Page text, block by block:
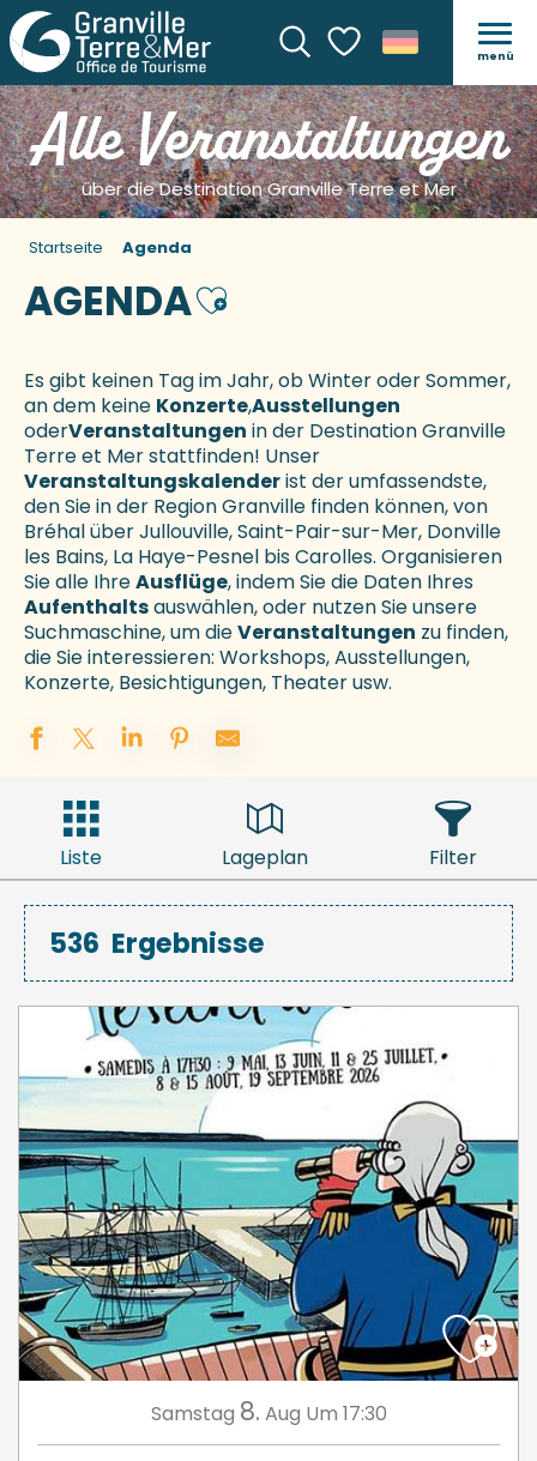
SucheVoir les favoris
menü
Alle Veranstaltungen
über die Destination Granville Terre et Mer
Startseite Agenda
AGENDAAjouter aux favoris
Es gibt keinen Tag im Jahr, ob Winter oder Sommer,
an dem keine Konzerte,Ausstellungen
oderVeranstaltungen in der Destination Granville
Terre et Mer stattfinden! Unser
Veranstaltungskalenderist der umfassendste,
den Sie in der Region Granville finden können, von
Bréhal über Jullouville, Saint-Pair-sur-Mer, Donville
les Bains, La Haye-Pesnel bis Carolles. Organisieren
Sie alle IhreAusflüge, indem Sie die Daten Ihres
Aufenthaltsauswählen, oder nutzen Sie unsere
Suchmaschine, um dieVeranstaltungen zu finden,
die Sie interessieren: Workshops, Ausstellungen,
Konzerte, Besichtigungen, Theater usw.
Liste Lageplan Filter
536 Ergebnisse
Samstag 8. Aug Um 17:30